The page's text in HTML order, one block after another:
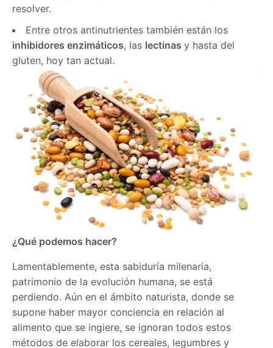
resolver.
Entre otros antinutrientes también están los
inhibidores enzimáticos, las lectinas y hasta del
gluten, hoy tan actual.
¿Qué podemos hacer?
Lamentablemente, esta sabiduría milenaria,
patrimonio de la evolución humana, se está
perdiendo. Aún en el ámbito naturista, donde se
supone haber mayor conciencia en relación al
alimento que se ingiere, se ignoran todos estos
métodos de elaborar los cereales, legumbres y